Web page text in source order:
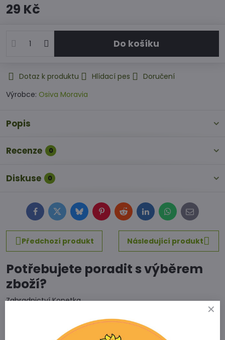
29 Kč
Do košíku
Dotaz k produktu Hlídací pes
Doručení
Výrobce: Osiva Moravia
Popis
Recenze 0
Diskuse 0
FacebookTwitterBlueskyPinterestRedditLinkedInWhatsApp
E-
mail
Předchozí produkt
Následující produkt
Potřebujete poradit s výběrem
zboží?
Zahradnictví Kopetka
671 75 Loděnice u Moravského Krumlova